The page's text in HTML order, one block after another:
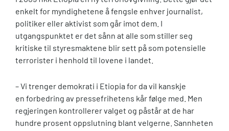
enkelt for myndighetene å fengsle enhver journalist,
politiker eller aktivist som går imot dem. I
utgangspunktet er det sånn at alle som stiller seg
kritiske til styresmaktene blir sett på som potensielle
terrorister i henhold til lovene i landet.
– Vi trenger demokrati i Etiopia for da vil kanskje
en forbedring av pressefrihetens kår følge med. Men
regjeringen kontrollerer valget og påstår at de har
hundre prosent oppslutning blant velgerne. Sannheten